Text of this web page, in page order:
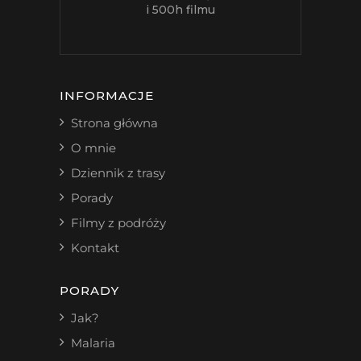
i 500h filmu
INFORMACJE
Strona główna
O mnie
Dziennik z trasy
Porady
Filmy z podróży
Kontakt
PORADY
Jak?
Malaria